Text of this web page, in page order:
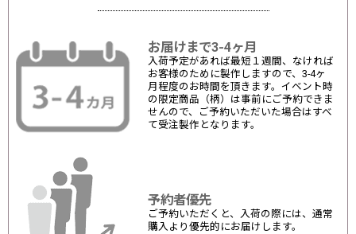
お届けまで3-4ヶ月
入荷予定があれば最短１週間、なければ
お客様のために製作しますので、3-4ヶ
月程度のお時間を頂きます。イベント時
の限定商品（柄）は事前にご予約できま
せんので、ご予約いただいた場合はすべ
て受注製作となります。
予約者優先
ご予約いただくと、入荷の際には、通常
購入より優先的にお届けします。